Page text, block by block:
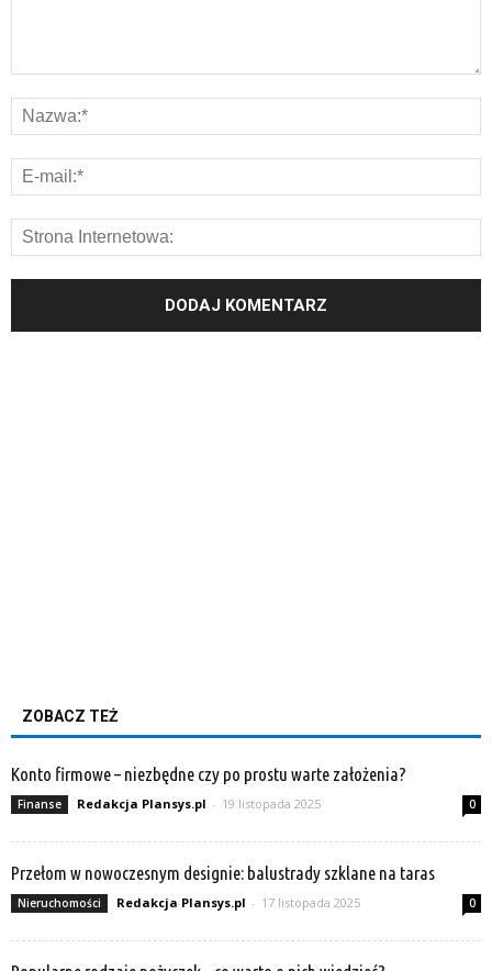
ZOBACZ TEŻ
Konto firmowe – niezbędne czy po prostu warte założenia?
Finanse Redakcja Plansys.pl - 19 listopada 2025 0
Przełom w nowoczesnym designie: balustrady szklane na taras
Nieruchomości Redakcja Plansys.pl - 17 listopada 2025 0